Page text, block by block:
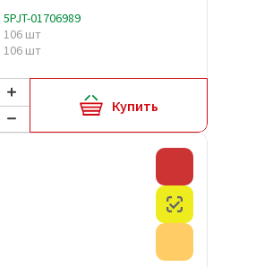
5PJT-01706989
106 шт
106 шт
Купить